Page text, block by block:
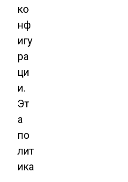
ко
нф
игу
ра
ци
и.
Эт
а
по
лит
ика